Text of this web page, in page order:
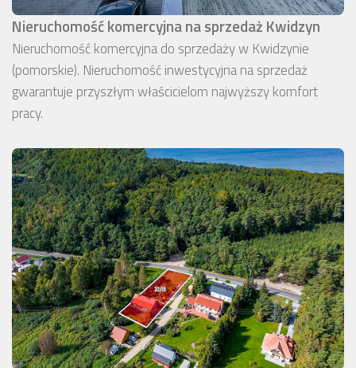
Nieruchomość komercyjna na sprzedaż Kwidzyn
Nieruchomość komercyjna do sprzedaży w Kwidzynie
(pomorskie). Nieruchomość inwestycyjna na sprzedaż
gwarantuje przyszłym właścicielom najwyższy komfort
pracy.